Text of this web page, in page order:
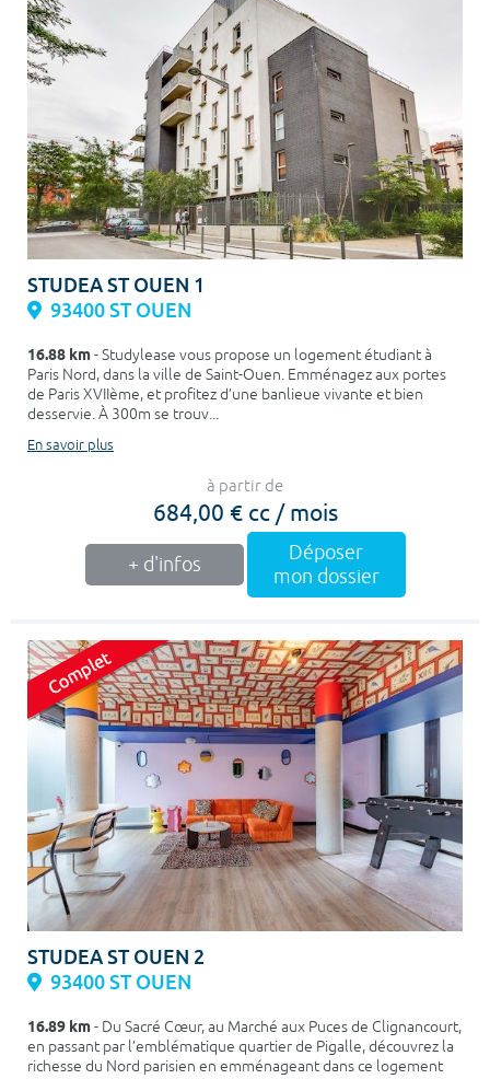
STUDEA ST OUEN 1
93400 ST OUEN
16.88 km- Studylease vous propose un logement étudiant à
Paris Nord, dans la ville de Saint-Ouen. Emménagez aux portes
de Paris XVIIème, et profitez d’une banlieue vivante et bien
desservie. À 300m se trouv...
En savoir plus
à partir de
684,00 € cc / mois
+ d'infos
Déposer
mon dossier
STUDEA ST OUEN 2
93400 ST OUEN
16.89 km- Du Sacré Cœur, au Marché aux Puces de Clignancourt,
en passant par l’emblématique quartier de Pigalle, découvrez la
richesse du Nord parisien en emménageant dans ce logement